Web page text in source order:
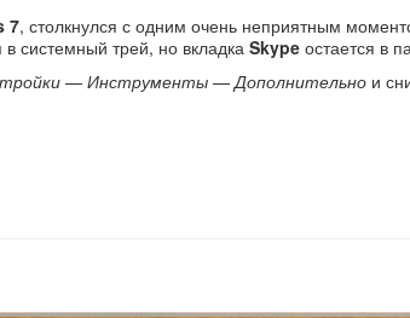
7, столкнулся с одним очень неприятным
системный трей, но вкладка Skype остается в
— Инструменты —Дополнительно и